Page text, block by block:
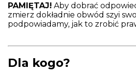
PAMIĘTAJ! Aby dobrać
zmierz dokładnie obwód szyi
podpowiadamy, jak to zrobić
Dla kogo?